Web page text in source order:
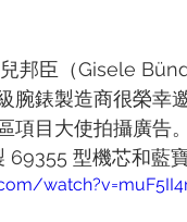
邦臣（Gisele
腕錶製造商很榮幸
項目大使拍攝廣
69355 型機芯和藍